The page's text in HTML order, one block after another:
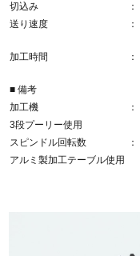
切込み
送り速度
加工時間
■ 備考
加工機
3段プーリー使用
スピンドル回転数
アルミ製加工テーブル使用